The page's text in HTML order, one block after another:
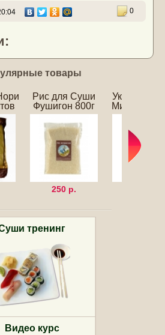
0
товары
Рис для Суши
Фушигон 800г
250 р.
Уксус для
Мицукан
тренинг
Видео курс